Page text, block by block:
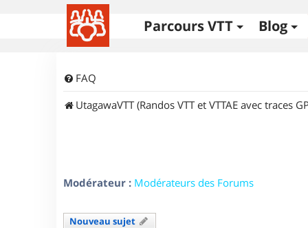
Parcours VTT Blog
FAQ
UtagawaVTT (Randos VTT et VTTAE avec traces
Modérateur : Modérateurs des Forums
Nouveau sujet